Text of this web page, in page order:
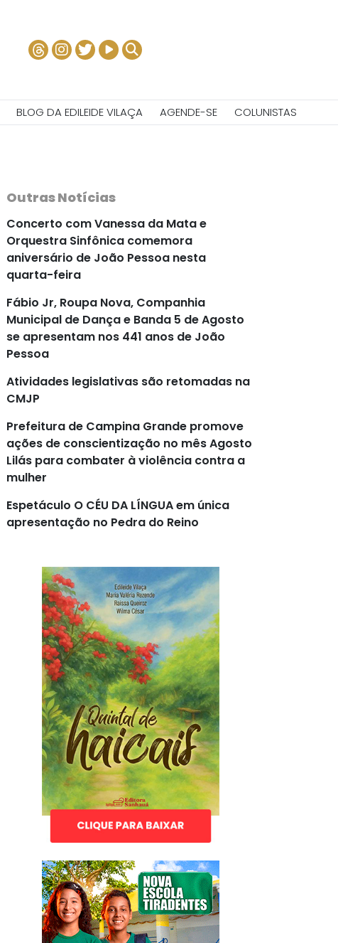
BLOG DA EDILEIDE VILAÇA AGENDE-SE COLUNISTAS
Outras Notícias
Concerto com Vanessa da Mata e
Orquestra Sinfônica comemora
aniversário de João Pessoa nesta
quarta-feira
Fábio Jr, Roupa Nova, Companhia
Municipal de Dança e Banda 5 de Agosto
se apresentam nos 441 anos de João
Pessoa
Atividades legislativas são retomadas na
CMJP
Prefeitura de Campina Grande promove
ações de conscientização no mês Agosto
Lilás para combater à violência contra a
mulher
Espetáculo O CÉU DA LÍNGUA em única
apresentação no Pedra do Reino